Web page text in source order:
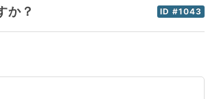
ID #1043
か？